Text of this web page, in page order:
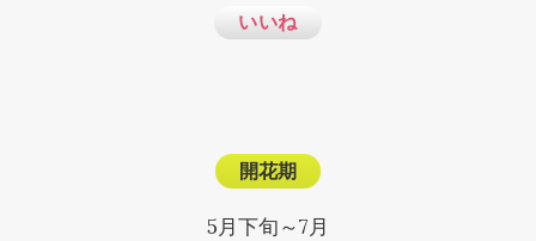
いいね
開花期
5月下旬～7月